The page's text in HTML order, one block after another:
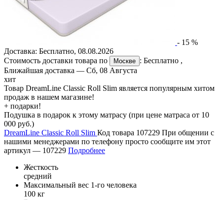
- 15 %
Доставка: Бесплатно, 08.08.2026
Стоимость доставки товара по
Москве : Бесплатно ,
Ближайшая доставка — Сб, 08 Августа
хит
Товар DreamLine Classic Roll Slim является популярным хитом
продаж в нашем магазине!
+ подарки!
Подушка в подарок к этому матрасу (при цене матраса от 10
000 руб.)
DreamLine Classic Roll Slim Код товара 107229 При общении с
нашими менеджерами по телефону просто сообщите им этот
артикул — 107229 Подробнее
Жесткость
средний
Максимальный вес 1-го человека
100 кг